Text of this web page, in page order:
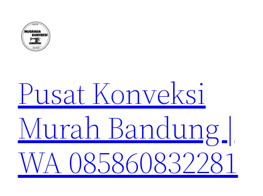
konten
Pusat Konveksi
Murah Bandung |
WA 085860832281